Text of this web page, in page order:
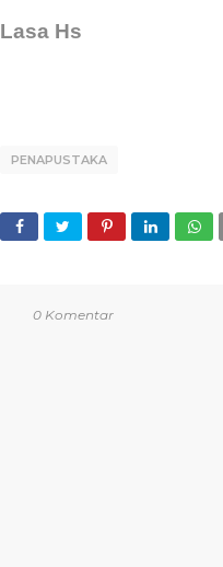
Lasa Hs
PENAPUSTAKA
0 Komentar